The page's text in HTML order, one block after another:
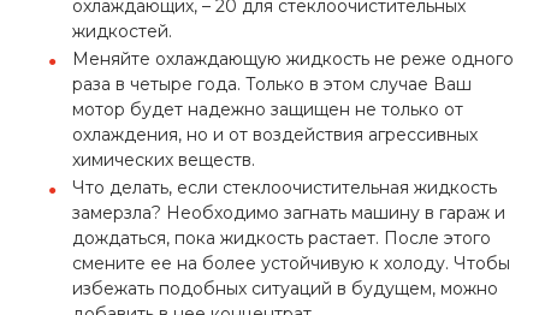
охлаждающих, – 20 для стеклоочистительных
жидкостей.
Меняйте охлаждающую жидкость не реже одного
раза в четыре года. Только в этом случае Ваш
мотор будет надежно защищен не только от
охлаждения, но и от воздействия агрессивных
химических веществ.
Что делать, если стеклоочистительная жидкость
замерзла? Необходимо загнать машину в гараж и
дождаться, пока жидкость растает. После этого
смените ее на более устойчивую к холоду. Чтобы
избежать подобных ситуаций в будущем, можно